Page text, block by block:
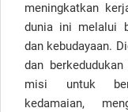
meningkatkan
dunia ini melalui
dan kebudayaan.
dan
misi untuk
kedamaian,